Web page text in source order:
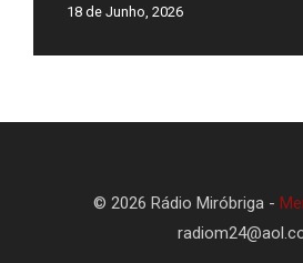
18 de Junho, 2026
© 2026 Rádio Miróbriga -